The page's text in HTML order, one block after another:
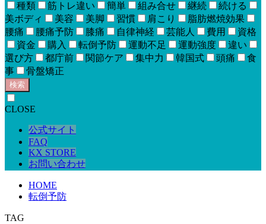
種類
筋トレ違い 簡単 組み合せ 継続
続ける
美ボディ
美容 美脚 習慣 肩こり
脂肪燃焼効果
腰痛
腰痛予防 膝痛 自律神経 芸能人 費用
資格
資金
購入 転倒予防 運動不足 運動強度
違い
選び方
都庁前 関節ケア 集中力 韓国式 頭痛
食
事
骨盤矯正
検索
CLOSE
公式サイト
FAQ
KX STORE
お問い合わせ
HOME
転倒予防
TAG